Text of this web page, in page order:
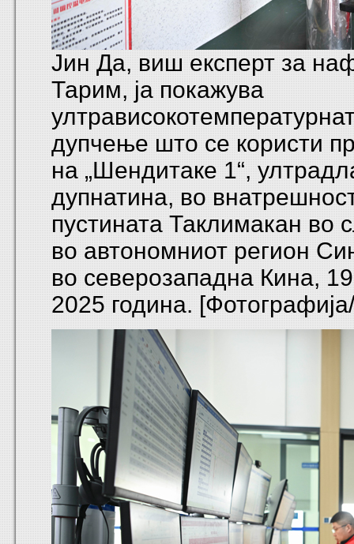
Јин Да, виш експерт за
Тарим, ја покажува
дупчење што се користи
на „Шендитаке 1“,
дупнатина, во
пустината Таклимакан во
во автономниот регион
во северозападна Кина,
2025 година.